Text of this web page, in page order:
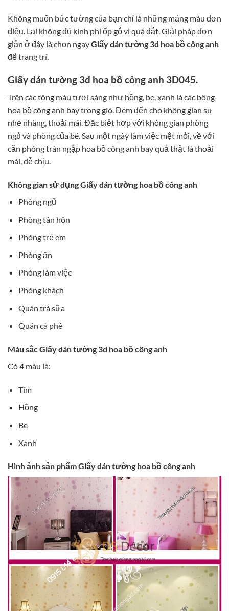
Không muốn bức tường của bạn chỉ là những mảng màu đơn
điệu. Lại không đủ kinh phí ốp gỗ vì quá đắt. Giải pháp đơn
giản ở đây là chọn ngayGiấy dán tường 3d hoa bồ công anh
để trang trí.
Giấy dán tường 3d hoa bồ công anh 3D045.
Trên các tông màu tươi sáng như hồng, be, xanh là các bông
hoa bồ công anh bay trong gió. Đem đến cho không gian sự
nhẹ nhàng, thoải mái. Đặc biệt hợp với không gian phòng
ngủ và phòng của bé. Sau một ngày làm việc mệt mỏi, về với
căn phòng tràn ngập hoa bồ công anh bay quả thật là thoải
mái, dễ chịu.
Không gian sử dụng Giấy dán tường hoa bồ công anh
Phòng ngủ
Phòng tân hôn
Phòng trẻ em
Phòng ăn
Phòng làm việc
Phòng khách
Quán trà sữa
Quán cà phê
Màu sắc Giấy dán tường 3d hoa bồ công anh
Có 4 màu là:
Tím
Hồng
Be
Xanh
Hình ảnh sản phẩm Giấy dán tường hoa bồ công anh